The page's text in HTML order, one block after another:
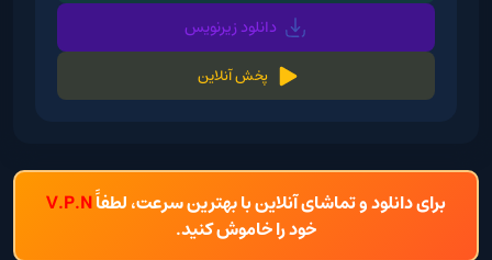
دانلود زیرنویس
پخش آنلاین
برای دانلود و تماشای آنلاین با بهترین سرعت، لطفاًV.P.N
خود را خاموش کنید.